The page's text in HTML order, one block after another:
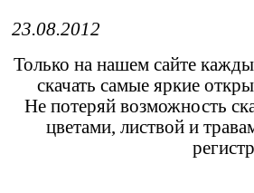
23.08.2012
Только на нашем сайте
скачать самые яркие
Не потеряй возможность
цветами, листвой и